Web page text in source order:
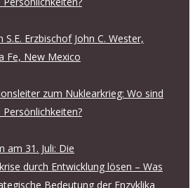
Erzbischof John C. Wester,
Fe, New Mexico
zum Nuklearkrieg: Wo sind
am 31. Juli: Die
durch Entwicklung lösen – Was
Bedeutung der Enzyklika